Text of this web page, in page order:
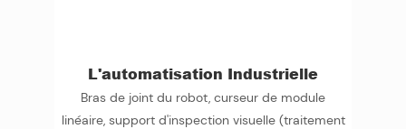
L'automatisation Industrielle
Bras de joint du robot, curseur de module
linéaire, support d'inspection visuelle (traitement